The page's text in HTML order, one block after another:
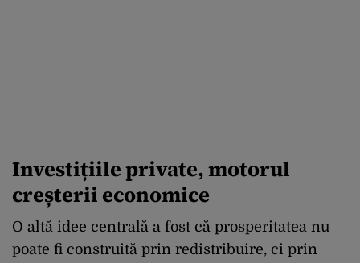
Investițiile private, motorul
creșterii economice
O altă idee centrală a fost că prosperitatea nu
poate fi construită prin redistribuire, ci prin